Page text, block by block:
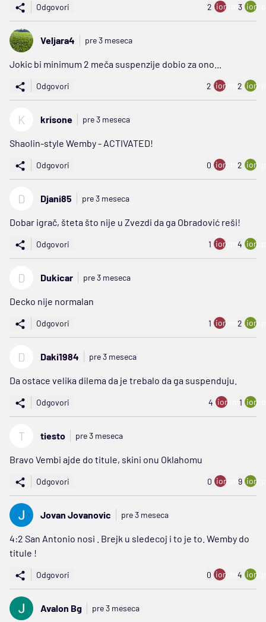
Odgovori 2 ion:minus
3
Veljara4 pre 3 meseca
Jokic bi minimum 2 meča suspenzije dobio za ono...
Odgovori 2 ion:minus
2
K krisone pre 3 meseca
Shaolin-style Wemby - ACTIVATED!
Odgovori 0 ion:minus
2
D Djani85 pre 3 meseca
Dobar igrač, šteta što nije u Zvezdi da ga Obradović reši!
Odgovori 1 ion:minus
4
D Dukicar pre 3 meseca
Decko nije normalan
Odgovori 1 ion:minus
2
D Daki1984 pre 3 meseca
Da ostace velika dilema da je trebalo da ga suspenduju.
Odgovori 4 ion:minus
1
T tiesto pre 3 meseca
Bravo Vembi ajde do titule, skini onu Oklahomu
Odgovori 0 ion:minus
9
Jovan Jovanovic pre 3 meseca
4:2 San Antonio nosi . Brejk u sledecoj i to je to. Wemby do
titule !
Odgovori 0 ion:minus
4
Avalon Bg pre 3 meseca